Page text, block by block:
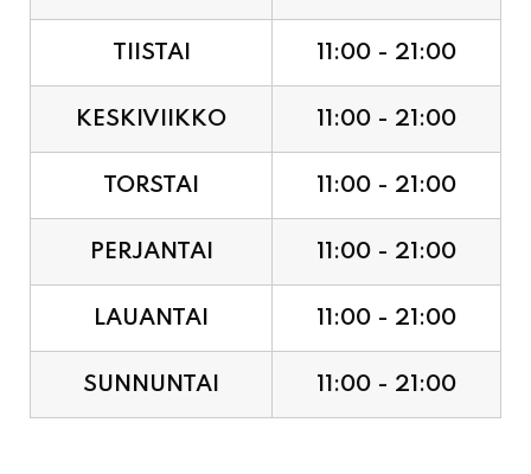
TIISTAI 11:00 - 21:00
KESKIVIIKKO 11:00 - 21:00
TORSTAI 11:00 - 21:00
PERJANTAI 11:00 - 21:00
LAUANTAI 11:00 - 21:00
SUNNUNTAI 11:00 - 21:00